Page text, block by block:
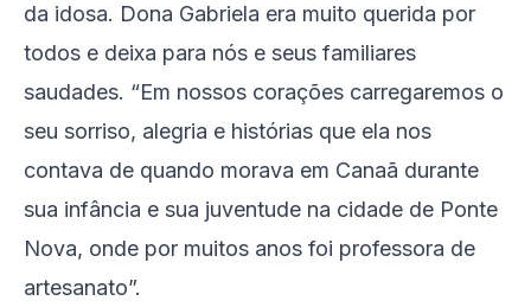
da idosa. Dona Gabriela era muito querida por
todos e deixa para nós e seus familiares
saudades. “Em nossos corações carregaremos o
seu sorriso, alegria e histórias que ela nos
contava de quando morava em Canaã durante
sua infância e sua juventude na cidade de Ponte
Nova, onde por muitos anos foi professora de
artesanato”.